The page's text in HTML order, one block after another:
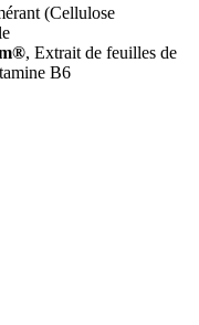
(Cellulose
, Extrait de feuilles de
B6